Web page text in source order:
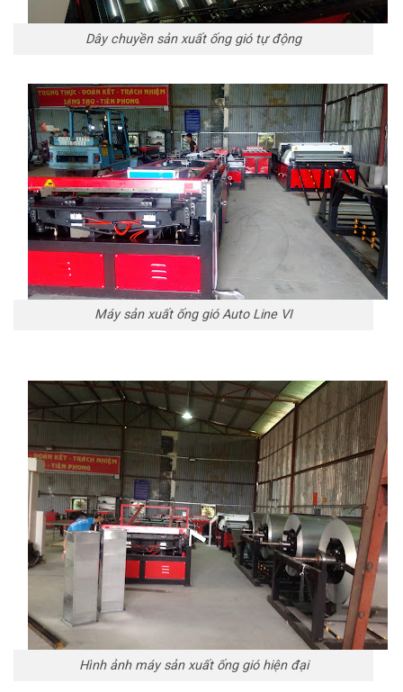
Dây chuyền sản xuất ống gió tự động
Máy sản xuất ống gió Auto Line VI
Hình ảnh máy sản xuất ống gió hiện đại